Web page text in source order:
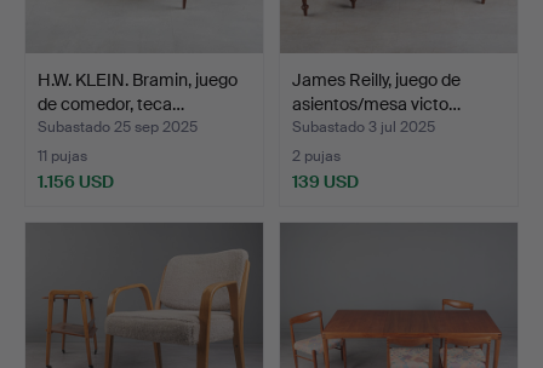
H.W. KLEIN. Bramin, juego
de comedor, teca…
Subastado 25 sep 2025
11 pujas
1.156 USD
James Reilly, juego de
asientos/mesa victo…
Subastado 3 jul 2025
2 pujas
139 USD